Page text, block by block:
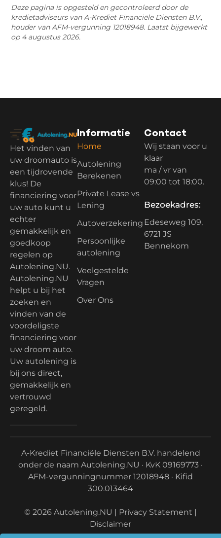
Deze pagina is opgesteld en gecontroleerd door de
kredietadviseurs van A-Krediet Financiële Diensten B.V.,
houder van AFM-vergunning 12018948. Laatst bijgewerkt
op 4 augustus 2026.
Het vinden van
uw droomauto is
een tijdrovende
klus! De
financiering voor
uw auto kunt u
echter
gemakkelijk en
goedkoop
regelen op
Autolening.NU.
Autolening.NU
helpt u bij het
zoeken en
vinden van de
voordeligste
financiering voor
uw droom auto.
Uw autolening is
bij ons direct,
gemakkelijk en
vertrouwd
geregeld.
Informatie
Home
Autolening
Berekenen
Private Lease vs
Lening
Autoverzekering
Persoonlijke
autolening
Veelgestelde
Vragen
Over Ons
Contact
Wij staan voor u
klaar
ma / vr van
09:00 tot 18:00.
Bezoekadres:
Edeseweg 109,
6721 JS
Bennekom
A-Krediet Financiële Diensten B.V. handelend
onder de naam Autolening.NU · KvK 09169773 ·
AFM-vergunningnummer 12018948 · Kifid
300.013464
© 2026 Autolening.NU | Privacy Statement |
Disclaimer